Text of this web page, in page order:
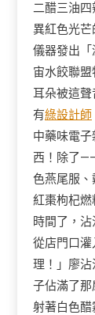
二醋三油
異紅色光
儀器發出
宙水餃聯
耳朵被這
有綠設計師
中藥味電
西！除了
色燕尾服
紅棗枸杞
時間了，
從店門口
理！」廖
子佔滿了
射著白色醋